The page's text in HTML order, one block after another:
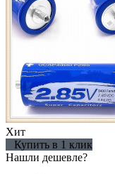
Хит
Купить в 1 клик
Нашли дешевле?